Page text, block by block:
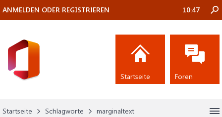
Startseite Schlagworte marginaltext
ANMELDEN ODER REGISTRIEREN 10:47
Startseite Foren